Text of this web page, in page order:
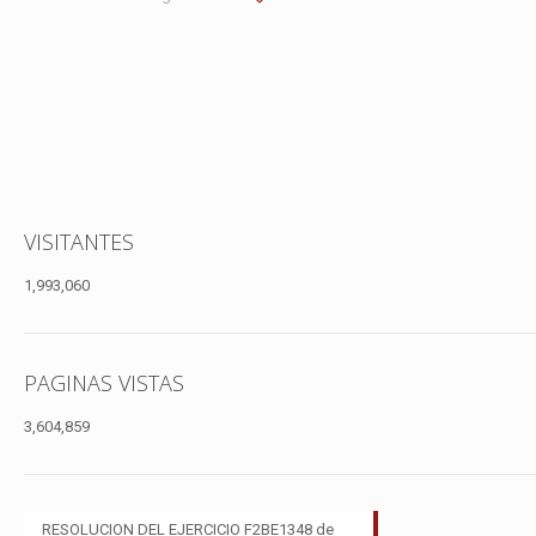
VISITANTES
1,993,060
PAGINAS VISTAS
3,604,859
RESOLUCION DEL EJERCICIO F2BE1348 de